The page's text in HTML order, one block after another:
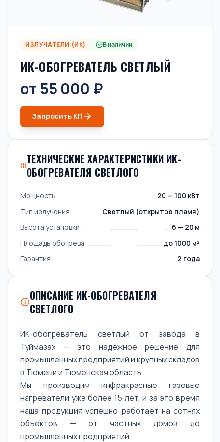
ИЗЛУЧАТЕЛИ (ИК) В наличии
ИК-ОБОГРЕВАТЕЛЬ СВЕТЛЫЙ
от 55 000 ₽
Запросить КП
ТЕХНИЧЕСКИЕ ХАРАКТЕРИСТИКИ ИК-
ОБОГРЕВАТЕЛЯ СВЕТЛОГО
Мощность
20 — 100 кВт
Тип излучения
Светлый (открытое пламя)
Высота установки
6 — 20 м
Площадь обогрева
до 1000 м²
Гарантия
2 года
ОПИСАНИЕ ИК-ОБОГРЕВАТЕЛЯ
СВЕТЛОГО
ИК-обогреватель светлый от завода в
Туймазах — это надёжное решение для
промышленных предприятий и крупных складов
в Тюмени и Тюменская область.
Мы производим инфракрасные газовые
нагреватели уже более 15 лет, и за это время
наша продукция успешно работает на сотнях
объектов — от частных домов до
промышленных предприятий.